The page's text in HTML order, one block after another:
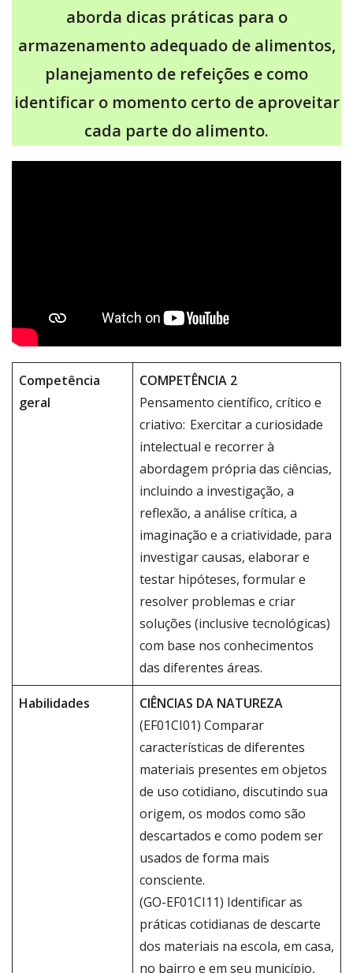
aborda dicas práticas para o
armazenamento adequado de alimentos,
planejamento de refeições e como
identificar o momento certo de aproveitar
cada parte do alimento.
Competência
geral
COMPETÊNCIA 2
Pensamento científico, crítico e
criativo: Exercitar a curiosidade
intelectual e recorrer à
abordagem própria das ciências,
incluindo a investigação, a
reflexão, a análise crítica, a
imaginação e a criatividade, para
investigar causas, elaborar e
testar hipóteses, formular e
resolver problemas e criar
soluções (inclusive tecnológicas)
com base nos conhecimentos
das diferentes áreas.
Habilidades
CIÊNCIAS DA NATUREZA
(EF01CI01) Comparar
características de diferentes
materiais presentes em objetos
de uso cotidiano, discutindo sua
origem, os modos como são
descartados e como podem ser
usados de forma mais
consciente.
(GO-EF01CI11) Identificar as
práticas cotidianas de descarte
dos materiais na escola, em casa,
no bairro e em seu município,